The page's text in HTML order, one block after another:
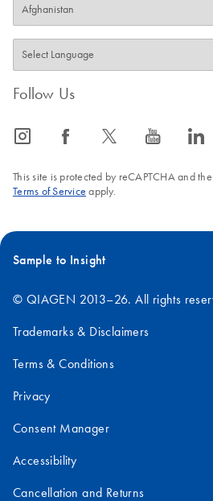
Follow Us
icon_0065_instagram-s icon_0064_facebook-s icon_0340_cc_gen_x-s icon_0077_youtube-s icon_0066_linkedin-s
This site is protected by reCAPTCHA and
Terms of Service apply.
Sample to Insight
© QIAGEN 2013–26. All rights
Trademarks & Disclaimers
Terms & Conditions
Privacy
Consent Manager
Accessibility
Cancellation and Returns